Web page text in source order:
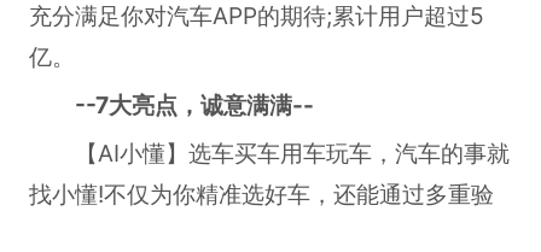
充分满足你对汽车APP的期待;累计用户超过5
亿。
--7大亮点，诚意满满--
【AI小懂】选车买车用车玩车，汽车的事就
找小懂!不仅为你精准选好车，还能通过多重验